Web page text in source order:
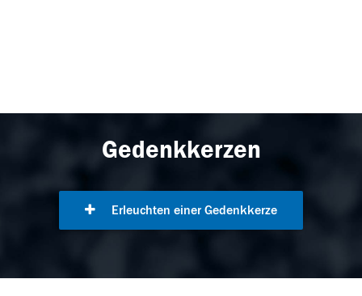
Gedenkkerzen
Erleuchten einer Gedenkkerze